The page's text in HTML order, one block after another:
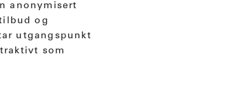
anonymisert
og
utgangspunkt
som